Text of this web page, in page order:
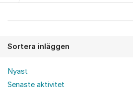
Sortera inläggen
Nyast
Senaste aktivitet